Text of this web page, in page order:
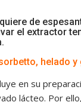
de
el extractor
helado y
en su
lácteo. Por